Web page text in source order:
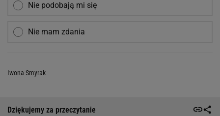
Nie podobają mi się
Nie mam zdania
Iwona Smyrak
Dziękujemy za przeczytanie